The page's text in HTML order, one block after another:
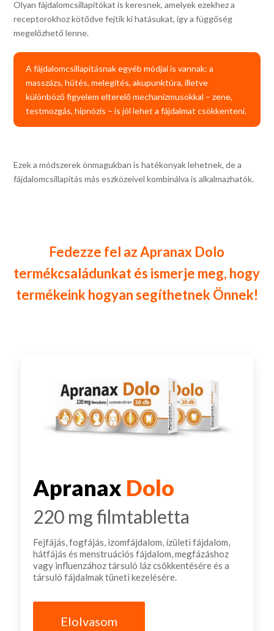
Olyan fájdalomcsillapítókat is keresnek, amelyek ezekhez a
receptorokhoz kötődve fejtik ki hatásukat, így a függőség
megelőzhető lenne.
A fájdalomcsillapításnak egyéb módjai is vannak: a
masszázs, hűtés, melegítés, akupunktúra, illetve
különböző figyelem elterelő mechanizmusokkal – zene,
testmozgás, hipnózis – is jól lehet a fájdalmat csökkenteni.
Ezek a módszerek önmagukban is hatékonyak lehetnek, de a
fájdalomcsillapítás más eszközeivel kombinálva is alkalmazhatók.
Fedezze fel az Apranax Dolo
termékcsaládunkat és ismerje meg, hogy
termékeink hogyan segíthetnek Önnek!
Apranax Dolo
220 mg filmtabletta
Fejfájás, fogfájás, izomfájdalom, ízületi fájdalom,
hátfájás és menstruációs fájdalom, megfázáshoz
vagy influenzához társuló láz csökkentésére és a
társuló fájdalmak tüneti kezelésére.
Elolvasom